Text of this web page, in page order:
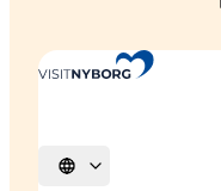
Vælg sprog